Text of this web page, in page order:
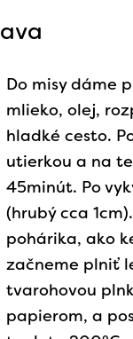
Do misy dáme
mlieko, olej,
hladké cesto.
utierkou a na
45minút. Po
(hrubý cca
pohárika, ako
začneme plniť
tvarohovou
papierom, a